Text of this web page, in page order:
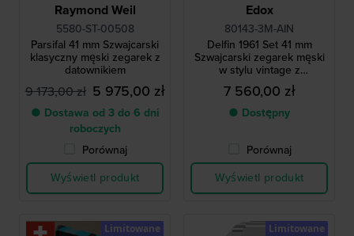
Raymond Weil
5580-ST-00508
Parsifal 41 mm Szwajcarski
klasyczny męski zegarek z
datownikiem
9 173,00 zł 5 975,00 zł
● Dostawa od 3 do 6 dni
roboczych
Porównaj
Wyświetl produkt
Edox
80143-3M-AIN
Delfin 1961 Set 41 mm
Szwajcarski zegarek męski
w stylu vintage z
limitowanej edycji, z
dodatkowym skórzanym
paskiem
7 560,00 zł
● Dostępny
Porównaj
Wyświetl produkt
Limitowane Limitowane